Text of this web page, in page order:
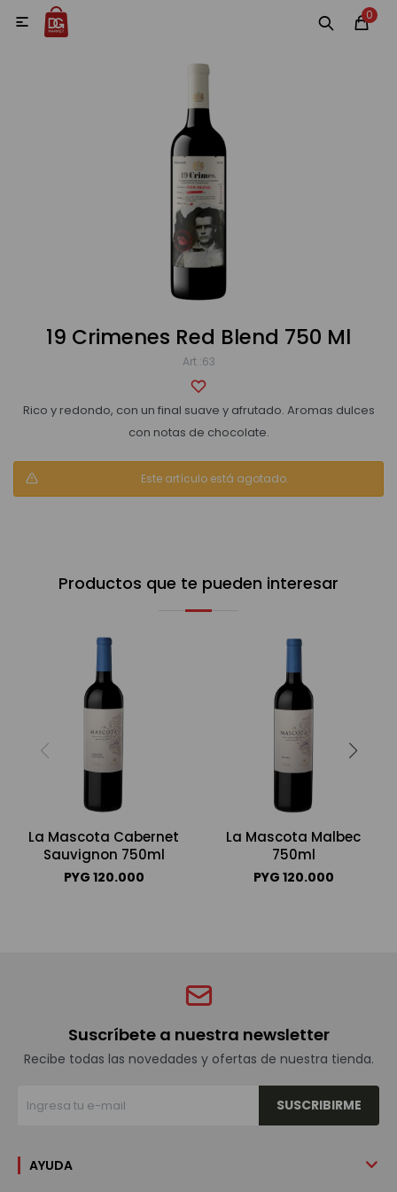
0

19 Crimenes Red Blend 750 Ml
63
Rico y redondo, con un final suave y afrutado. Aromas dulces
con notas de chocolate.
Este artículo está agotado.
Productos que te pueden interesar
La Mascota Cabernet
Sauvignon 750ml
PYG 120.000
La Mascota Malbec
750ml
PYG 120.000
Suscríbete a nuestra newsletter
Recibe todas las novedades y ofertas de nuestra tienda.
SUSCRIBIRME
AYUDA
MI CUENTA
Accesorios y regalos
Vinos, Champagne y Espumantes
Bebidas sin alcohol
Alimentos
Cuidado personal
Promociones